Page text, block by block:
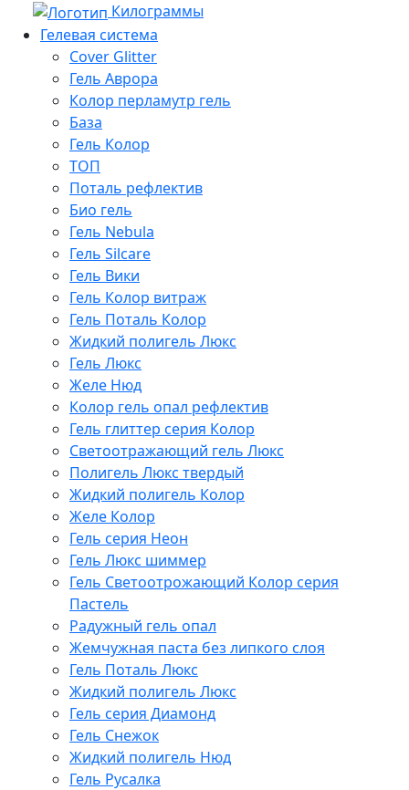
Килограммы
Гелевая система
Cover Glitter
Гель Аврора
Колор перламутр гель
База
Гель Колор
ТОП
Поталь рефлектив
Био гель
Гель Nebula
Гель Silcare
Гель Вики
Гель Колор витраж
Гель Поталь Колор
Жидкий полигель Люкс
Гель Люкс
Желе Нюд
Колор гель опал рефлектив
Гель глиттер серия Колор
Светоотражающий гель Люкс
Полигель Люкс твердый
Жидкий полигель Колор
Желе Колор
Гель серия Неон
Гель Люкс шиммер
Гель Светоотрожающий Колор серия
Пастель
Радужный гель опал
Жемчужная паста без липкого слоя
Гель Поталь Люкс
Жидкий полигель Люкс
Гель серия Диамонд
Гель Снежок
Жидкий полигель Нюд
Гель Русалка